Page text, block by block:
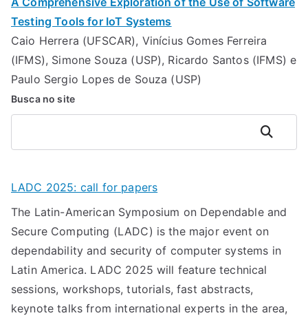
Testing Tools for IoT Systems
Caio Herrera (UFSCAR), Vinícius Gomes Ferreira
(IFMS), Simone Souza (USP), Ricardo Santos (IFMS) e
Paulo Sergio Lopes de Souza (USP)
Busca no site
Pesquisar
LADC 2025: call for papers
The Latin-American Symposium on Dependable and
Secure Computing (LADC) is the major event on
dependability and security of computer systems in
Latin America. LADC 2025 will feature technical
sessions, workshops, tutorials, fast abstracts,
keynote talks from international experts in the area,